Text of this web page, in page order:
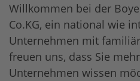
Willkommen bei der
Co.KG, ein national wie
Unternehmen mit
freuen uns, dass Sie
Unternehmen wissen